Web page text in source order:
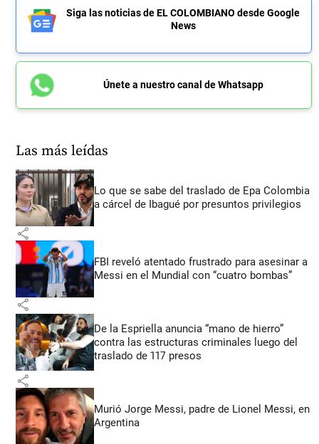
Siga las noticias de EL COLOMBIANO desde Google
News
Únete a nuestro canal de Whatsapp
Las más leídas
Lo que se sabe del traslado de Epa Colombia
a cárcel de Ibagué por presuntos privilegios
share
FBI reveló atentado frustrado para asesinar a
Messi en el Mundial con “cuatro bombas”
share
De la Espriella anuncia “mano de hierro”
contra las estructuras criminales luego del
traslado de 117 presos
share
Murió Jorge Messi, padre de Lionel Messi, en
Argentina